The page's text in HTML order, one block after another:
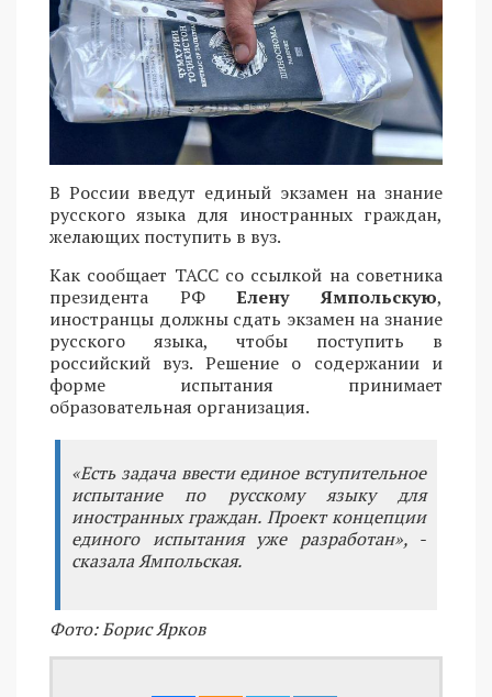
В России введут единый экзамен на знание
русского языка для иностранных граждан,
желающих поступить в вуз.
Как сообщает ТАСС со ссылкой на советника
президента РФЕлену Ямпольскую,
иностранцы должны сдать экзамен на знание
русского языка, чтобы поступить в
российский вуз. Решение о содержании и
форме испытания принимает
образовательная организация.
«Есть задача ввести единое вступительное
испытание по русскому языку для
иностранных граждан. Проект концепции
единого испытания уже разработан», -
сказала Ямпольская.
Фото: Борис Ярков